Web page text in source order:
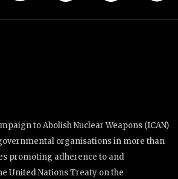
to Abolish Nuclear Weapons (ICAN)
organisations in more than
promoting adherence to and
United Nations Treaty on the